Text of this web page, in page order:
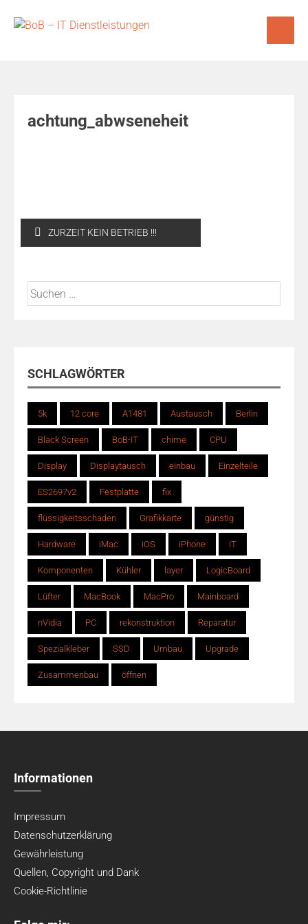
achtung_abwseneheit
Beitragsnavigation
ZURZEIT KEIN BETRIEB !!!
Suchen
nach:
SCHLAGWÖRTER
5k 12 core A1481 Austausch Berlin
Black Screen BoB-IT chime CPU
Display Displaytausch einbau Einzelteile
ES2697v2 Festplatte fix
flüssigkeitsschaden Grafikkarte günstig
Hardware iMac iOS iPhone IT
Komponenten Kühler layer LogicBoard
Lüfter MacBook MacPro Mainboard
nVidia PC rekonstruktion Reparatur
Spezialkleber SSD Umbau Upgrade
Zusammenbau öffnen
Informationen
Impressum
Datenschutzerklärung
Gewährleistung
Quellen, Copyright und Dank
Cookie-Richtlinie